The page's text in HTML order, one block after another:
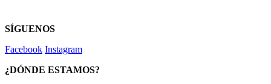
SÍGUENOS
Facebook Instagram
¿DÓNDE ESTAMOS?